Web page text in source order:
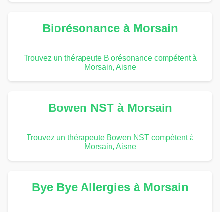
Biorésonance à Morsain
Trouvez un thérapeute Biorésonance compétent à
Morsain, Aisne
Bowen NST à Morsain
Trouvez un thérapeute Bowen NST compétent à
Morsain, Aisne
Bye Bye Allergies à Morsain